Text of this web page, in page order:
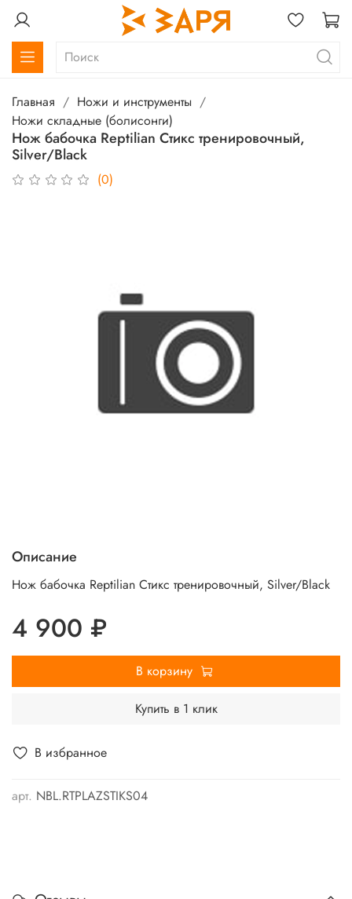
Главная
Ножи и инструменты
Ножи складные (болисонги)
Нож бабочка Reptilian Стикс тренировочный,
Silver/Black
(0)
В избранное
арт. NBL.RTPLAZSTIKS04
Описание
Нож бабочка Reptilian Стикс тренировочный, Silver/Black
4 900 ₽
В корзину
Купить в 1 клик